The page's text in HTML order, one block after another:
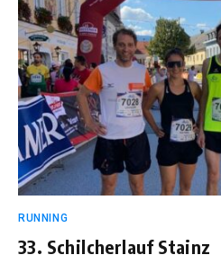
RUNNING
33. Schilcherlauf Stainz